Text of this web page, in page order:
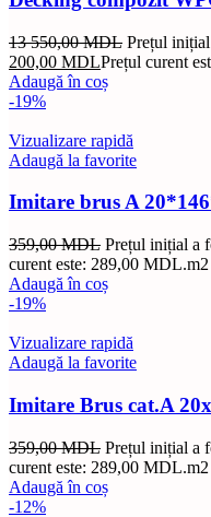
13 550,00MDL Prețul
200,00 MDLPrețul curent
Adaugă în coș
-19%
Vizualizare rapidă
Adaugă la favorite
Imitare brus A
359,00MDL Prețul inițial a
curent este: 289,00 MDL.m2
Adaugă în coș
-19%
Vizualizare rapidă
Adaugă la favorite
Imitare Brus cat.A
359,00MDL Prețul inițial a
curent este: 289,00 MDL.m2
Adaugă în coș
-12%